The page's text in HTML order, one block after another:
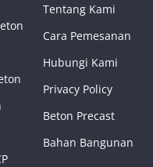
Tentang Kami
Cara Pemesanan
Hubungi Kami
Privacy Policy
Beton Precast
Bahan Bangunan